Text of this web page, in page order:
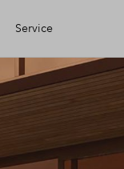
Service
Huis